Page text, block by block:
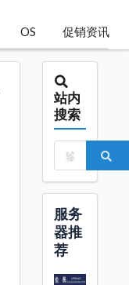
OS 促销资讯
站内
搜索
服务
器推
荐